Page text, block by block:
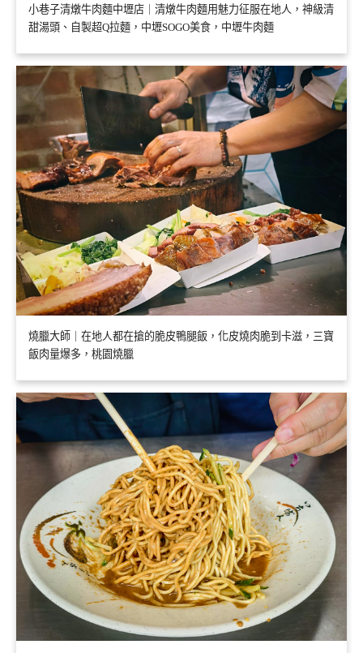
小巷子清燉牛肉麵中壢店｜清燉牛肉麵用魅力征服在地人，神級清
甜湯頭、自製超Q拉麵，中壢SOGO美食，中壢牛肉麵
燒臘大師｜在地人都在搶的脆皮鴨腿飯，化皮燒肉脆到卡滋，三寶
飯肉量爆多，桃園燒臘